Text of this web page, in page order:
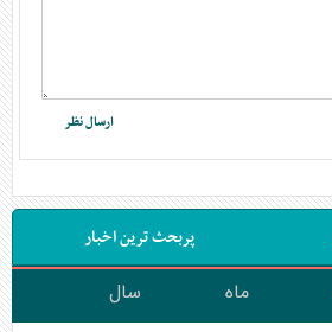
پربحث ترین اخبار
ماه سال